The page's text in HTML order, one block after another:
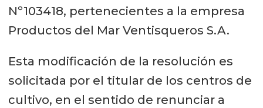
Nº103418, pertenecientes a la empresa
Productos del Mar Ventisqueros S.A.
Esta modificación de la resolución es
solicitada por el titular de los centros de
cultivo, en el sentido de renunciar a